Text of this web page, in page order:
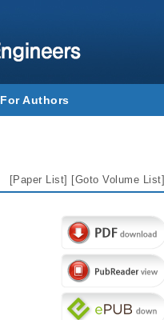
For Authors
[Paper List] [Goto Volume List]